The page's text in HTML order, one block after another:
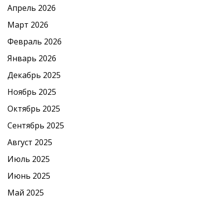
Апрель 2026
Март 2026
Февраль 2026
Январь 2026
Декабрь 2025
Ноябрь 2025
Октябрь 2025
Сентябрь 2025
Август 2025
Июль 2025
Июнь 2025
Май 2025